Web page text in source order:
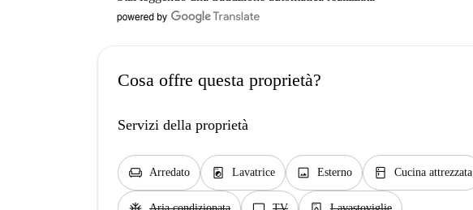
Cosa offre questa proprietà?
Servizi della proprietà
chair Arredato local_laundry_service Lavatrice image Esterno kitchen Cucina attrezzata